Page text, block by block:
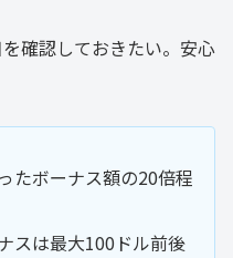
確認しておきたい。安心
たボーナス額の20倍程
スは最大100ドル前後